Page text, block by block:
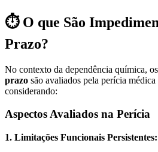
⏱️ O que São
Prazo?
No contexto da dependência química, os
prazo são avaliados pela perícia
considerando:
Aspectos Avaliados na Perícia
1. Limitações Funcionais Persistentes: